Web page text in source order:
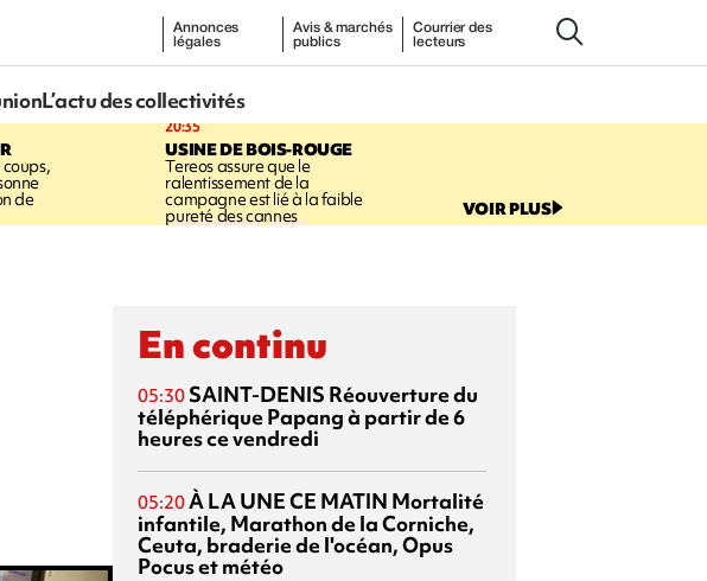
Annonces
légales
Avis & marchés
publics
Courrier des
lecteurs
L’actu des collectivités
de
20:35
USINE DE BOIS-ROUGE
Tereos assure que le
ralentissement de la
campagne est lié à la faible
pureté des cannes VOIR PLUS
En continu
05:30 SAINT-DENIS Réouverture du
téléphérique Papang à partir de 6
heures ce vendredi
05:20À LA UNE CE MATIN Mortalité
infantile, Marathon de la Corniche,
Ceuta, braderie de l'océan, Opus
Pocus et météo